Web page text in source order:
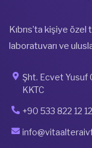
Kıbrıs’ta kişiye
laboratuvarı ve
Şht. Ecvet Yusuf
KKTC
+90 533 822 12 12